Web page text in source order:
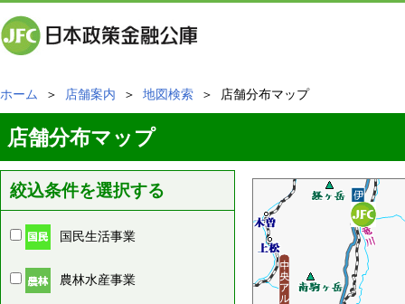
ホーム ＞ 店舗案内 ＞ 地図検索 ＞ 店舗分布マップ
店舗分布マップ
絞込条件を選択する
国民生活事業
農林水産事業